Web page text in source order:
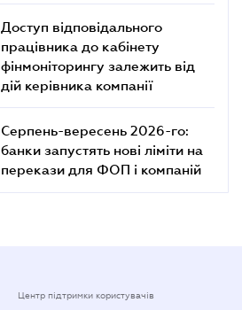
Доступ відповідального
працівника до кабінету
фінмоніторингу залежить від
дій керівника компанії
Серпень-вересень 2026-го:
банки запустять нові ліміти на
перекази для ФОП і компаній
Центр підтримки користувачів